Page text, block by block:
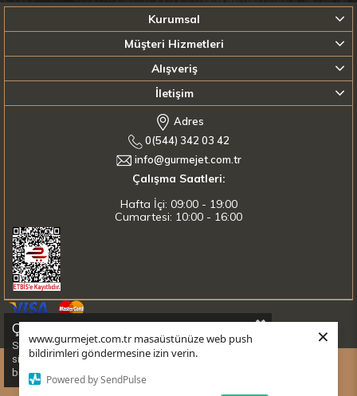
www.gurmejet.com.tr masaüstünüze web push
bildirimleri göndermesine izin verin.
Powered by SendPulse
×
Kurumsal
Müşteri Hizmetleri
Alışveriş
İletişim
Adres
0(544) 342 03 42
info@gurmejet.com.tr
Çalışma Saatleri:
Hafta İçi: 09:00 - 19:00
Cumartesi: 10:00 - 16:00
Çerez Kullanımı
Sizlere en iyi alışveriş deneyimini sunabilmek adına
sitemizde çerezler(cookies) kullanmaktayız. Detaylı
bilgi için lütfen
tıklayınız.